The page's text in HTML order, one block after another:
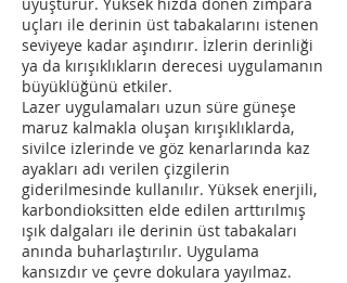
uçları ile derinin üst tabakalarını istenen
seviyeye kadar aşındırır. İzlerin derinliği
ya da kırışıklıkların derecesi uygulamanın
büyüklüğünü etkiler.
Lazer uygulamaları uzun süre güneşe
maruz kalmakla oluşan kırışıklıklarda,
sivilce izlerinde ve göz kenarlarında kaz
ayakları adı verilen çizgilerin
giderilmesinde kullanılır. Yüksek enerjili,
karbondioksitten elde edilen arttırılmış
ışık dalgaları ile derinin üst tabakaları
anında buharlaştırılır. Uygulama
kansızdır ve çevre dokulara yayılmaz.